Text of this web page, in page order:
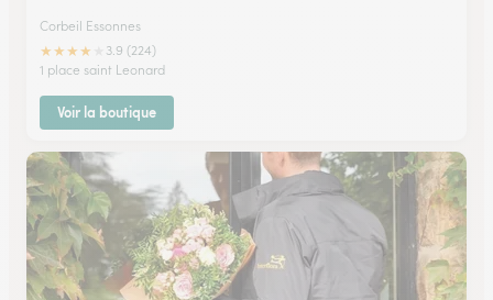
Corbeil Essonnes
★★★★
3.9 (224)
1 place saint Leonard
Voir la boutique